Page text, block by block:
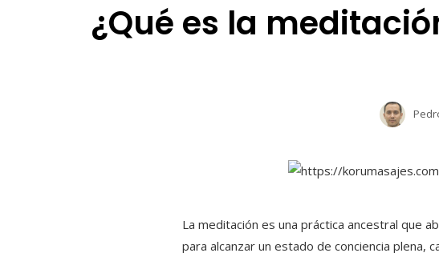
¿Qué es la
La meditación es una práctica ancestral que
para alcanzar un estado de conciencia plena,